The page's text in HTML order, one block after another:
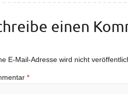
einen
E-Mail-Adresse wird nicht
*